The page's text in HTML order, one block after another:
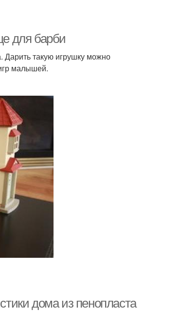
для барби
Дарить такую игрушку можно
малышей.
дома из пенопласта